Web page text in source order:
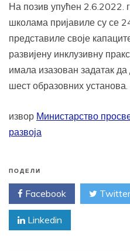
На позив упућен 2.6.2022.
школама пријавиле су се
представиле своје
развијену инклузивну
имала изазован задатак
шест образовних установа.
извор Министарство
развоја
ПОДЕЛИ
Facebook Twitter
Linkedin